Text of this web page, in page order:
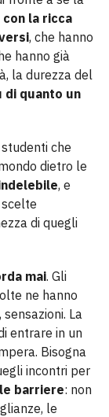
la ricca
, che hanno
hanno già
la durezza del
di quanto un
che
dietro le
, e
di quegli
mai. Gli
ne hanno
La
entrare in un
Bisogna
incontri per
barriere: non
le